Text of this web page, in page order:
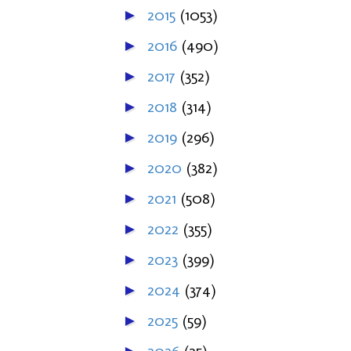
► 2015 (1053)
► 2016 (490)
► 2017 (352)
► 2018 (314)
► 2019 (296)
► 2020 (382)
► 2021 (508)
► 2022 (355)
► 2023 (399)
► 2024 (374)
► 2025 (59)